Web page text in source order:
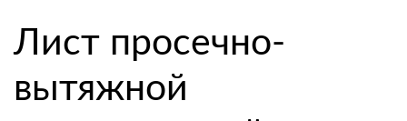
Лист просечно-
вытяжной